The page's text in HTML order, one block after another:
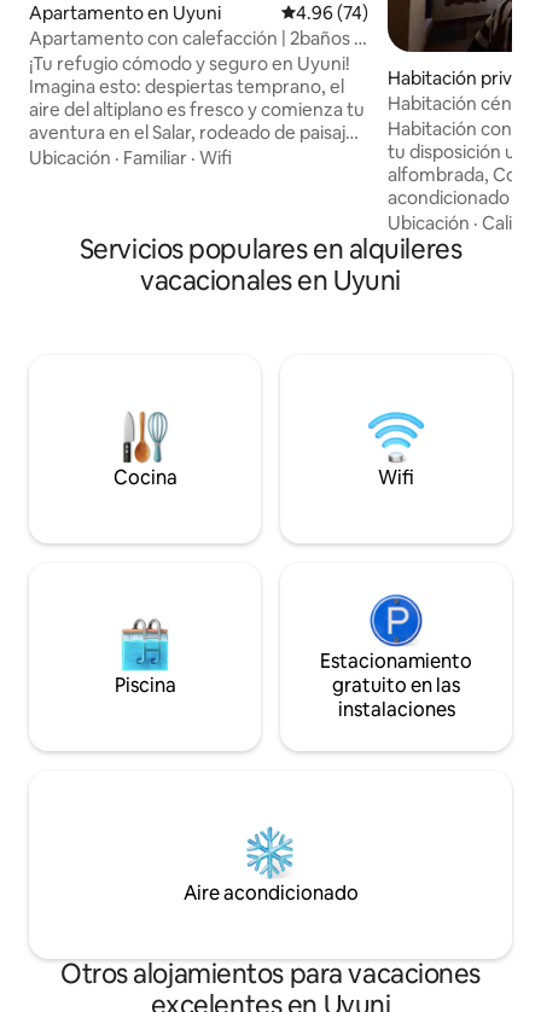
Apartamento en Uyuni Calificación promedio: 4.96 de
4.96 (74)
Apartamento con calefacción | 2baños y
WiFi rápido
¡Tu refugio cómodo y seguro en Uyuni!
Imagina esto: despiertas temprano, el
aire del altiplano es fresco y comienza tu
aventura en el Salar, rodeado de paisajes
únicos y un cielo infinito. Al regresar, te
moderno y bien equipado, ubicado en
una zona céntrica y tranquila, a pocos
pasos de restaurantes, mercado y
Ubicación · Familiar · Wifi
Habitación
Habitación
Habitación con baño
tu disposición
alfombrada, Con
acondicionado y
tomar algo caliente 🍵 Tendrá
Doble para tu
Habitación cerca
suficientemente
Motocicleta si lo
Ubicación ·
Servicios populares en alquileres
vacacionales en Uyuni
Cocina Wifi
Piscina
Estacionamiento
gratuito en las
instalaciones
Aire acondicionado
Otros alojamientos para vacaciones